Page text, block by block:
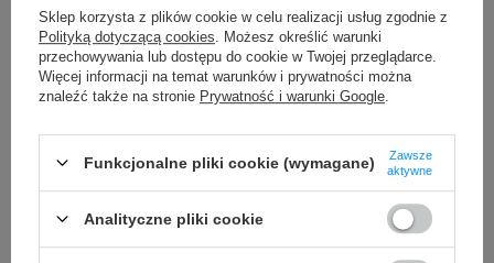
Najniższa cena produktu w
okresie 30 dni przed
wprowadzeniem obniżki:
79,99 zł -7%
-38%
Sklep korzysta z plików cookie w celu realizacji usług zgodnie z
Polityką dotyczącą cookies . Możesz określić warunki
przechowywania lub dostępu do cookie w Twojej przeglądarce.
Więcej informacji na temat warunków i prywatności można
znaleźć także na stronie Prywatność i warunki Google
Funkcjonalne pliki cookie (wymagane)
Zawsze
aktywne
Analityczne pliki cookie